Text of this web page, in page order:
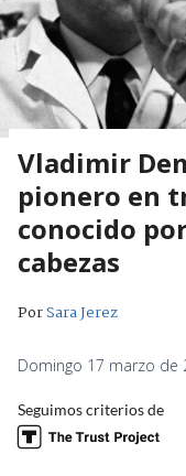
Vladimir
pionero en
conocido
cabezas
PorSara Jerez
Domingo 17 marzo de
Seguimos criterios de